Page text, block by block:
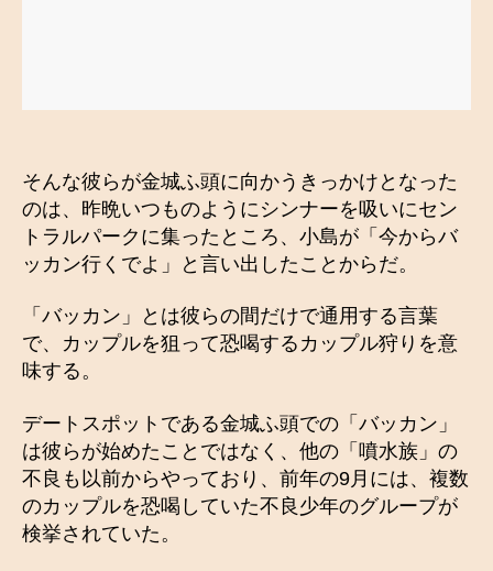
そんな彼らが金城ふ頭に向かうきっかけとなった
のは、昨晩いつものようにシンナーを吸いにセン
トラルパークに集ったところ、小島が「今からバ
ッカン行くでよ」と言い出したことからだ。
「バッカン」とは彼らの間だけで通用する言葉
で、カップルを狙って恐喝するカップル狩りを意
味する。
デートスポットである金城ふ頭での「バッカン」
は彼らが始めたことではなく、他の「噴水族」の
不良も以前からやっており、前年の9月には、複数
のカップルを恐喝していた不良少年のグループが
検挙されていた。